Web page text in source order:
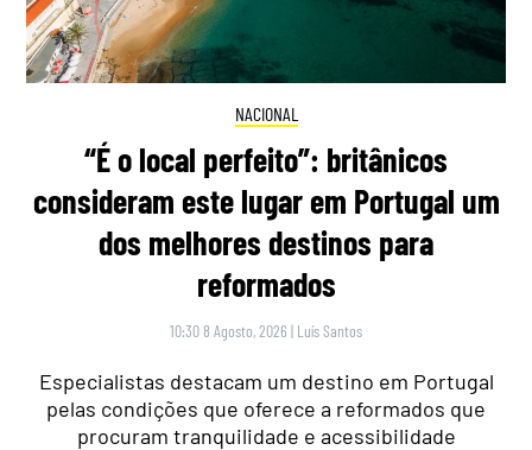
NACIONAL
“É o local perfeito”: britânicos
consideram este lugar em Portugal um
dos melhores destinos para
reformados
10:30 8 Agosto, 2026 | Luís Santos
Especialistas destacam um destino em Portugal
pelas condições que oferece a reformados que
procuram tranquilidade e acessibilidade